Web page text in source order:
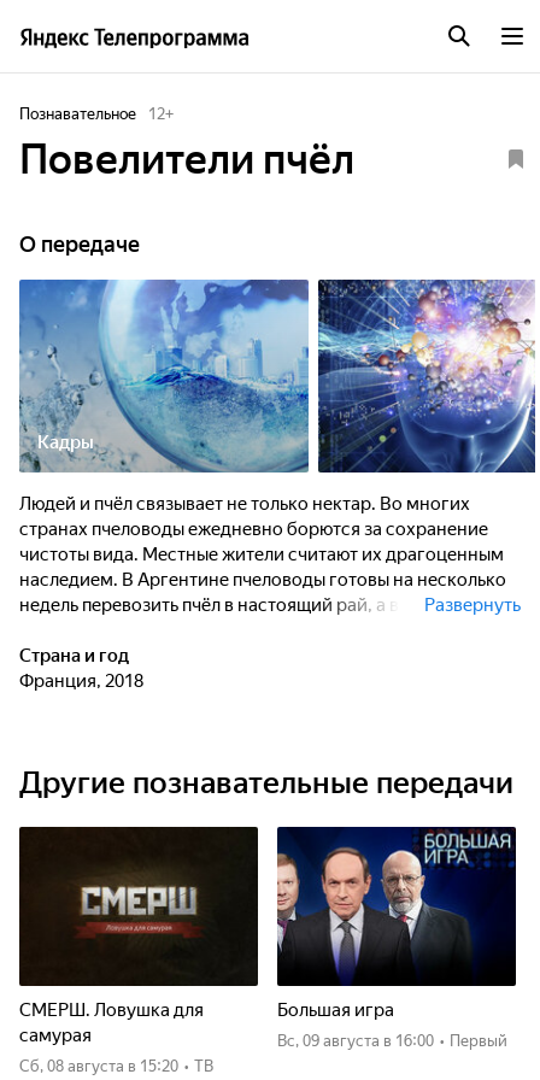
Познавательное 12+
Повелители пчёл
О передаче
Кадры
Людей и пчёл связывает не только нектар. Во многих
странах пчеловоды ежедневно борются за сохранение
чистоты вида. Местные жители считают их драгоценным
наследием. В Аргентине пчеловоды готовы на несколько
недель перевозить пчёл в настоящий рай, а в Италии
сицилийских медоносных пчёл на нескольких островах.
Пчеловоды не променяют свою жизнь ни на что другое.
Развернуть
Страна и год
Франция, 2018
Другие познавательные передачи
СМЕРШ. Ловушка для
самурая
сб, 08 августа в 15:20 • ТВ
Большая игра
вс, 09 августа в 16:00 • Первый